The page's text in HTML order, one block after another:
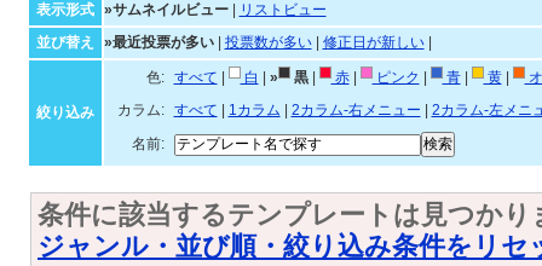
表示形式
»サムネイルビュー|
リストビュー
並び替え
»最近投票が多い| 投票数が多い| 修正日が新しい|
絞り込み
色: すべて 白 » 黒| 赤| ピンク 青| 黄|
カラム:
すべて 1カラム 2カラム-右メニュー
2カラム-左メニ
名前:
条件に該当するテンプレートは見つかり
ジャンル・並び順・絞り込み条件をリセ